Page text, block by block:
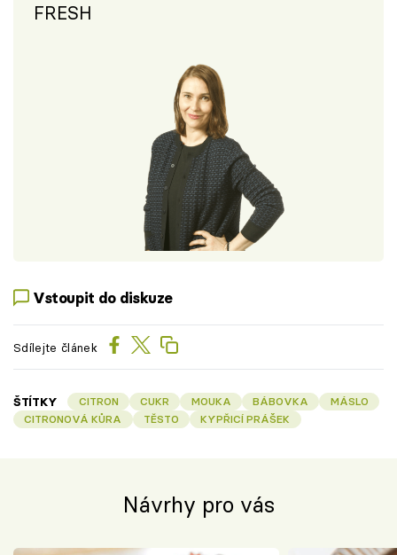
FRESH
Vstoupit do diskuze
Sdílejte článek
ŠTÍTKY CITRON CUKR MOUKA BÁBOVKA
MÁSLO
CITRONOVÁ KŮRA
TĚSTO KYPŘICÍ PRÁŠEK
Návrhy pro vás